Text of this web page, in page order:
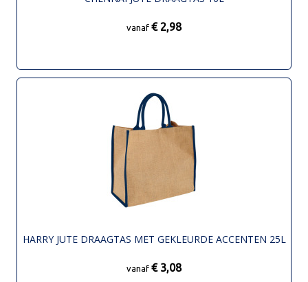
vanaf € 2,98
HARRY JUTE DRAAGTAS MET GEKLEURDE ACCENTEN 25L
vanaf € 3,08